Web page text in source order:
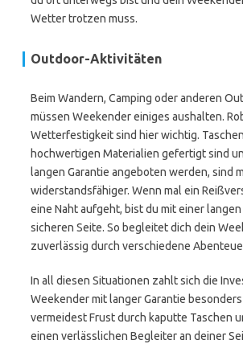
Wetter trotzen muss.
Outdoor-Aktivitäten
Beim Wandern, Camping oder anderen
müssen Weekender einiges aushalten.
Wetterfestigkeit sind hier wichtig.
hochwertigen Materialien gefertigt sind
langen Garantie angeboten werden, sind
widerstandsfähiger. Wenn mal ein
eine Naht aufgeht, bist du mit einer
sicheren Seite. So begleitet dich dein
zuverlässig durch verschiedene
In all diesen Situationen zahlt sich die
Weekender mit langer Garantie besonders
vermeidest Frust durch kaputte Taschen
einen verlässlichen Begleiter an deiner